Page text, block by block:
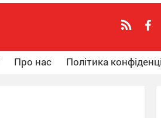
Про нас Політика